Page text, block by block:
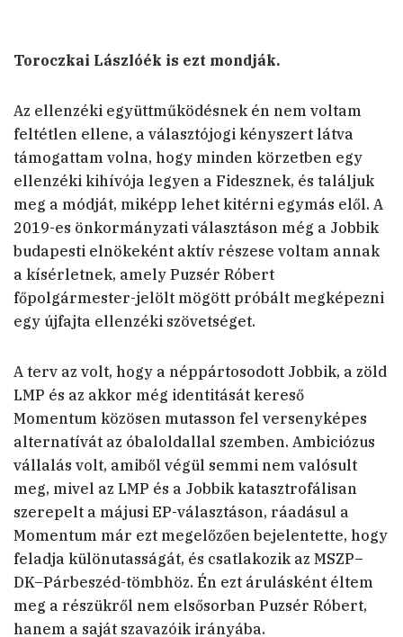
Toroczkai Lászlóék is ezt mondják.
Az ellenzéki együttműködésnek én nem voltam
feltétlen ellene, a választójogi kényszert látva
támogattam volna, hogy minden körzetben egy
ellenzéki kihívója legyen a Fidesznek, és találjuk
meg a módját, miképp lehet kitérni egymás elől. A
2019-es önkormányzati választáson még a Jobbik
budapesti elnökeként aktív részese voltam annak
a kísérletnek, amely Puzsér Róbert
főpolgármester-jelölt mögött próbált megképezni
egy újfajta ellenzéki szövetséget.
A terv az volt, hogy a néppártosodott Jobbik, a zöld
LMP és az akkor még identitását kereső
Momentum közösen mutasson fel versenyképes
alternatívát az óbaloldallal szemben. Ambiciózus
vállalás volt, amiből végül semmi nem valósult
meg, mivel az LMP és a Jobbik katasztrofálisan
szerepelt a májusi EP-választáson, ráadásul a
Momentum már ezt megelőzően bejelentette, hogy
feladja különutasságát, és csatlakozik az MSZP–
DK–Párbeszéd-tömbhöz. Én ezt árulásként éltem
meg a részükről nem elsősorban Puzsér Róbert,
hanem a saját szavazóik irányába.